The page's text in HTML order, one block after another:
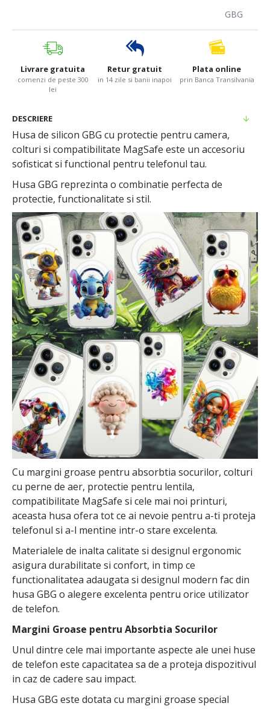
GBG
Livrare gratuita
comenzi de peste 300
lei
Retur gratuit
in 14 zile si banii inapoi
Plata online
prin Banca Transilvania
DESCRIERE
Husa de silicon GBG cu protectie pentru camera,
colturi si compatibilitate MagSafe este un accesoriu
sofisticat si functional pentru telefonul tau.
Husa GBG reprezinta o combinatie perfecta de
protectie, functionalitate si stil.
Cu margini groase pentru absorbtia socurilor, colturi
cu perne de aer, protectie pentru lentila,
compatibilitate MagSafe si cele mai noi printuri,
aceasta husa ofera tot ce ai nevoie pentru a-ti proteja
telefonul si a-l mentine intr-o stare excelenta.
Materialele de inalta calitate si designul ergonomic
asigura durabilitate si confort, in timp ce
functionalitatea adaugata si designul modern fac din
husa GBG o alegere excelenta pentru orice utilizator
de telefon.
Margini Groase pentru Absorbtia Socurilor
Unul dintre cele mai importante aspecte ale unei huse
de telefon este capacitatea sa de a proteja dispozitivul
in caz de cadere sau impact.
Husa GBG este dotata cu margini groase special